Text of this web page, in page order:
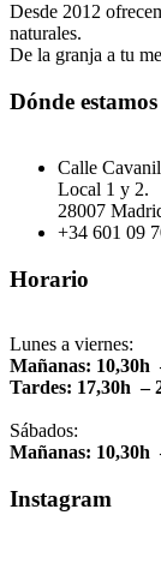
Desde 2012
naturales.
De la granja a tu
Dónde estamos
Calle
Local 1 y 2.
28007
+34 601 09
Horario
Lunes a viernes:
Mañanas: 10,30h
Tardes: 17,30h –
Sábados:
Mañanas: 10,30h
Instagram